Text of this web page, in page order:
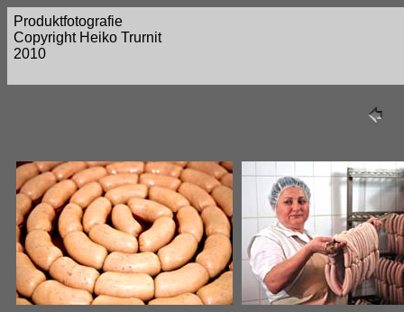
Produktfotografie
Copyright Heiko Trurnit
2010